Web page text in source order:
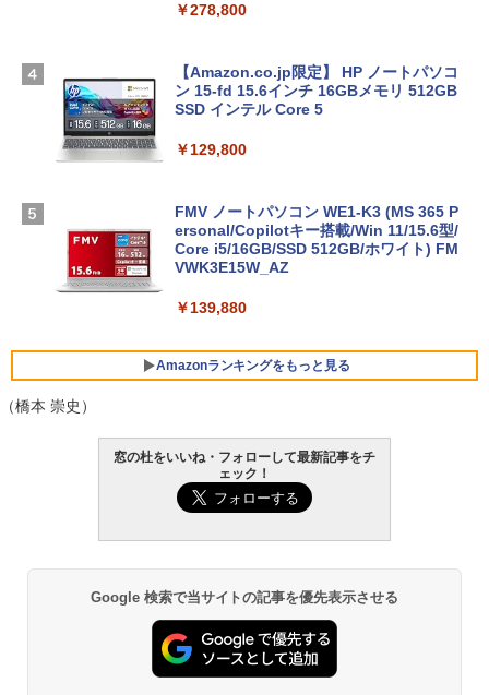
￥278,800
【Amazon.co.jp限定】 HP ノートパソコ
ン 15-fd 15.6インチ 16GBメモリ 512GB
SSD インテル Core 5
￥129,800
FMV ノートパソコン WE1-K3 (MS 365 P
ersonal/Copilotキー搭載/Win 11/15.6型/
Core i5/16GB/SSD 512GB/ホワイト) FM
VWK3E15W_AZ
￥139,880
Amazonランキングをもっと見る
Robloxギフトカード - 800 Robux 【限
定バーチャルアイテムを含む】 【オンラ
インゲームコード】 ロブロックス | オン
ラインコード版
定バーチャルアイテムを含む】 【オンラ
インゲームコード】 ロブロックス |オン
ラインコード版
生成AIパスポート公式テキスト 第４版
￥1,766
AIイラスト表現辞典: 思い通りの絵を引き
ズ (はぴーイラストLabo)
￥480
Amazon Kindle Paperwhite (16GB) 7イ
ンチディスプレイ、色調調節ライト、12
週間持続バッテリー、広告なし、ブラッ
ク
ない、大きな画面で読みやすい、6週間持
続バッテリー、6インチディスプレイ電子
書籍リーダー、マッチャ、16GB、広告な
（橋本 崇史）
窓の杜をいいね・フォローして最新記事をチ
ェック！
Google 検索で当サイトの記事を優先表示させる